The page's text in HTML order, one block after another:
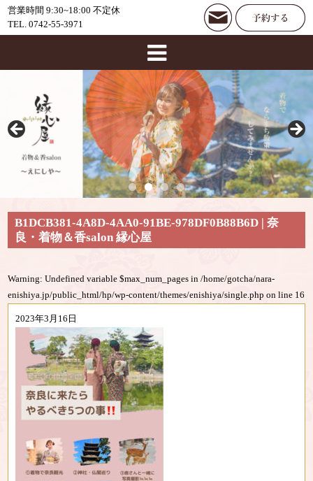
営業時間 9:30~18:00 不定休
TEL. 0742-55-3971
B1DCB381-4A8D-4AA0-91BE-978DF0B88B6D | 奈
良・着物＆香salon 縁心屋
Warning: Undefined variable $max_num_pages in/home/gotcha/nara-
enishiya.jp/public_html/hp/wp-content/themes/enishiya/single.php on line 16
2023年3月16日